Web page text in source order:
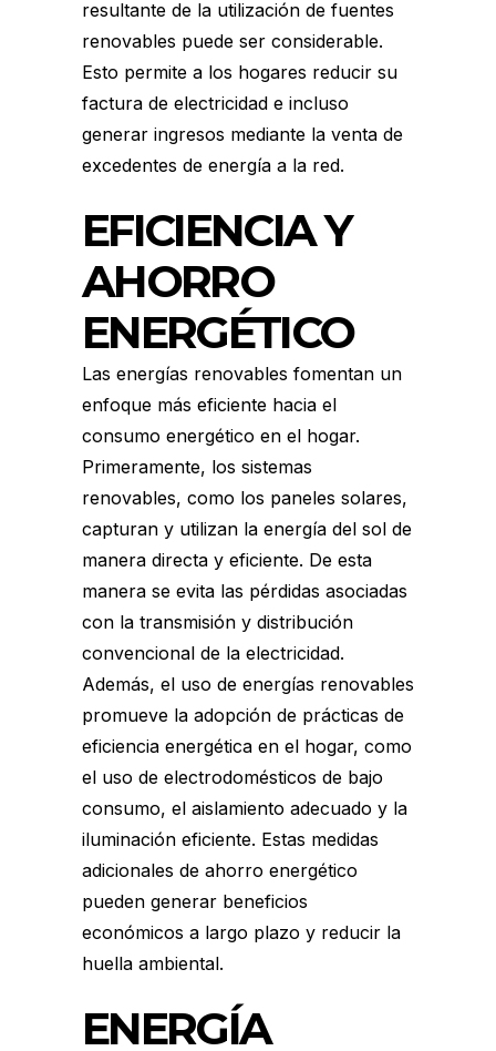
resultante de la utilización de fuentes
renovables puede ser considerable.
Esto permite a los hogares reducir su
factura de electricidad e incluso
generar ingresos mediante la venta de
excedentes de energía a la red.
EFICIENCIA Y
AHORRO
ENERGÉTICO
Las energías renovables fomentan un
enfoque más eficiente hacia el
consumo energético en el hogar.
Primeramente, los sistemas
renovables, como los paneles solares,
capturan y utilizan la energía del sol de
manera directa y eficiente. De esta
manera se evita las pérdidas asociadas
con la transmisión y distribución
convencional de la electricidad.
Además, el uso de energías renovables
promueve la adopción de prácticas de
eficiencia energética en el hogar, como
el uso de electrodomésticos de bajo
consumo, el aislamiento adecuado y la
iluminación eficiente. Estas medidas
adicionales de ahorro energético
pueden generar beneficios
económicos a largo plazo y reducir la
huella ambiental.
ENERGÍA